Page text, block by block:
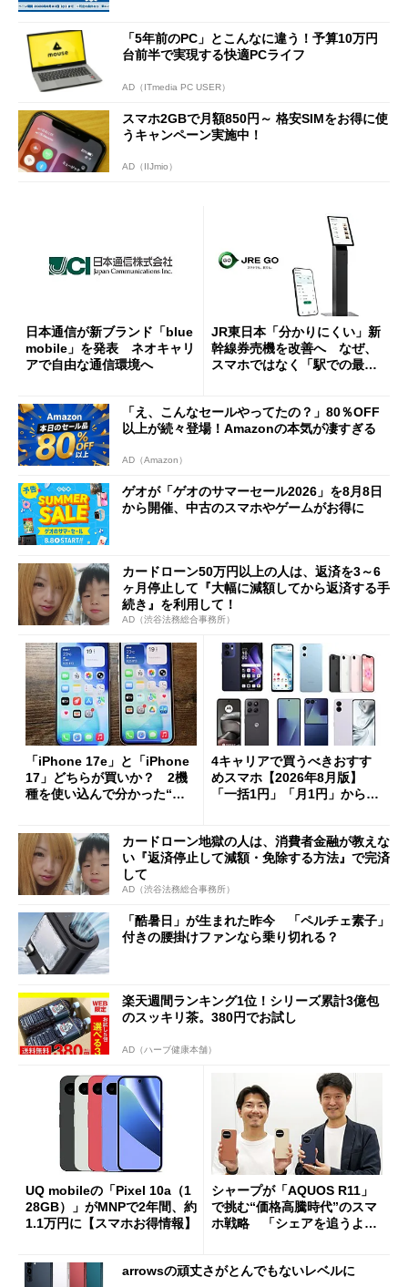
「5年前のPC」とこんなに違う！予算10万円
台前半で実現する快適PCライフ
AD（ITmedia PC USER）
スマホ2GBで月額850円～ 格安SIMをお得に使
うキャンペーン実施中！
AD（IIJmio）
日本通信が新ブランド「blue
mobile」を発表 ネオキャリ
アで自由な通信環境へ
JR東日本「分かりにくい」新
幹線券売機を改善へ なぜ、
スマホではなく「駅での最短
「え、こんなセールやってたの？」80％OFF
以上が続々登場！Amazonの本気が凄すぎる
AD（Amazon）
ゲオが「ゲオのサマーセール2026」を8月8日
から開催、中古のスマホやゲームがお得に
カードローン50万円以上の人は、返済を3～6
ヶ月停止して『大幅に減額してから返済する手
続き』を利用して！
AD（渋谷法務総合事務所）
「iPhone 17e」と「iPhone
17」どちらが買いか？ 2機
種を使い込んで分かった“ス
4キャリアで買うべきおすす
めスマホ【2026年8月版】
「一括1円」「月1円」からお
カードローン地獄の人は、消費者金融が教えな
い『返済停止して減額・免除する方法』で完済
して
AD（渋谷法務総合事務所）
「酷暑日」が生まれた昨今 「ペルチェ素子」
付きの腰掛けファンなら乗り切れる？
楽天週間ランキング1位！シリーズ累計3億包
のスッキリ茶。380円でお試し
AD（ハーブ健康本舗）
UQ mobileの「Pixel 10a（1
28GB）」がMNPで2年間、約
1.1万円に【スマホお得情報】
シャープが「AQUOS R11」
で挑む“価格高騰時代”のスマ
ホ戦略 「シェアを追うより
arrowsの頑丈さがとんでもないレベルに